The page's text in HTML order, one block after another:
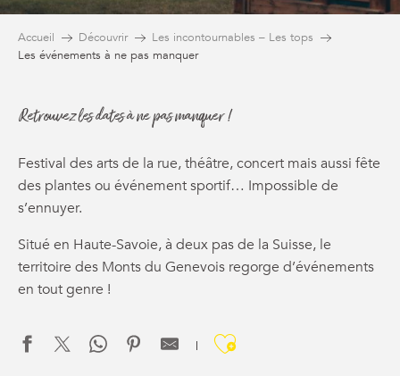
Accueil Découvrir
Les incontournables – Les tops
Les événements à ne pas manquer
Retrouvez les dates à ne pas manquer !
Festival des arts de la rue, théâtre, concert mais aussi fête
des plantes ou événement sportif… Impossible de
s’ennuyer.
Situé en Haute-Savoie, à deux pas de la Suisse, le
territoire des Monts du Genevois regorge d’événements
en tout genre !
Ajouter aux